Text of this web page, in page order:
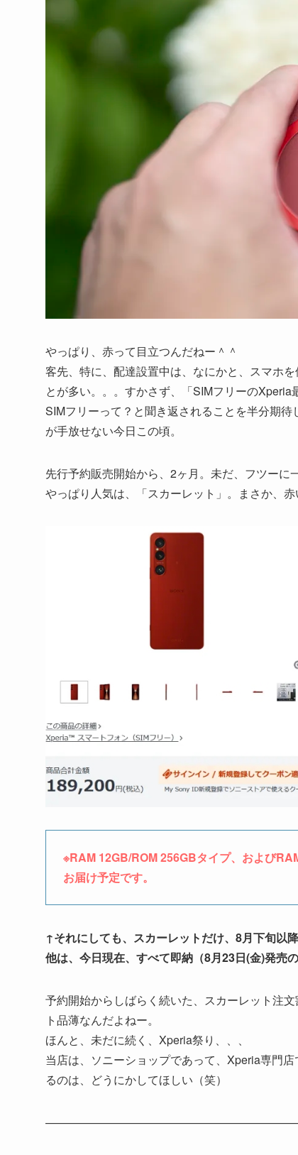
やっぱり、赤って目立つんだねー＾＾
客先、特に、配達設置中は、なにかと、スマホ
とが多い。。。すかさず、「SIMフリーのXperia
SIMフリーって？と聞き返されることを半分期
が手放せない今日この頃。
先行予約販売開始から、2ヶ月。未だ、フツーに
やっぱり人気は、「スカーレット」。まさか、
※RAM 12GB/ROM 256GBタイプ、および
お届け予定です。
↑それにしても、スカーレットだけ、8月下旬以
他は、今日現在、すべて即納（8月23日(金)発売
予約開始からしばらく続いた、スカーレット注
ト品薄なんだよねー。
ほんと、未だに続く、Xperia祭り、、、
当店は、ソニーショップであって、Xperia専門
るのは、どうにかしてほしい（笑）